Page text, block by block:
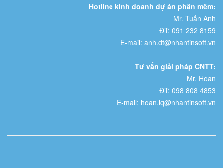
Hotline kinh doanh dự án phần mềm:
Mr. Tuấn Anh
ĐT: 091 232 8159
E-mail: anh.dt@nhantinsoft.vn
Tư vấn giải pháp CNTT:
Mr. Hoan
ĐT: 098 808 4853
E-mail: hoan.lq@nhantinsoft.vn